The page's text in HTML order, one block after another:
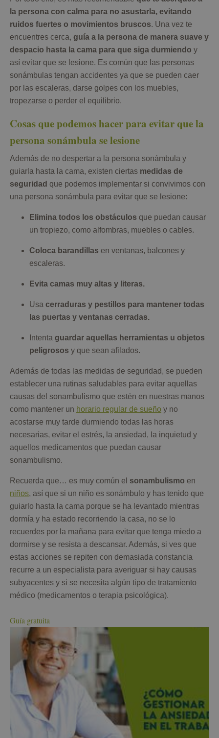
la persona con calma para no asustarla, evitando
ruidos fuertes o movimientos bruscos. Una vez te
encuentres cerca, guía a la persona de manera suave y
despacio hasta la cama para que siga durmiendo y
así evitar que se lesione. Es común que las personas
sonámbulas tengan accidentes ya que se pueden caer
por las escaleras, darse golpes con los muebles,
tropezarse o perder el equilibrio.
Cosas que podemos hacer para evitar que la
persona sonámbula se lesione
Además de no despertar a la persona sonámbula y
guiarla hasta la cama, existen ciertas medidas de
seguridad que podemos implementar si convivimos con
una persona sonámbula para evitar que se lesione:
Elimina todos los obstáculos que puedan causar
un tropiezo, como alfombras, muebles o cables.
Coloca barandillas en ventanas, balcones y
escaleras.
Evita camas muy altas y literas.
Usa cerraduras y pestillos para mantener todas
las puertas y ventanas cerradas.
Intenta guardar aquellas herramientas u objetos
peligrosos y que sean afilados.
Además de todas las medidas de seguridad, se pueden
establecer una rutinas saludables para evitar aquellas
causas del sonambulismo que estén en nuestras manos
como mantener un horario regular de sueño y no
acostarse muy tarde durmiendo todas las horas
necesarias, evitar el estrés, la ansiedad, la inquietud y
aquellos medicamentos que puedan causar
sonambulismo.
Recuerda que… es muy común el sonambulismo en
niños, así que si un niño es sonámbulo y has tenido que
guiarlo hasta la cama porque se ha levantado mientras
dormía y ha estado recorriendo la casa, no se lo
recuerdes por la mañana para evitar que tenga miedo a
dormirse y se resista a descansar. Además, si ves que
estas acciones se repiten con demasiada constancia
recurre a un especialista para averiguar si hay causas
subyacentes y si se necesita algún tipo de tratamiento
médico (medicamentos o terapia psicológica).
Guía gratuita